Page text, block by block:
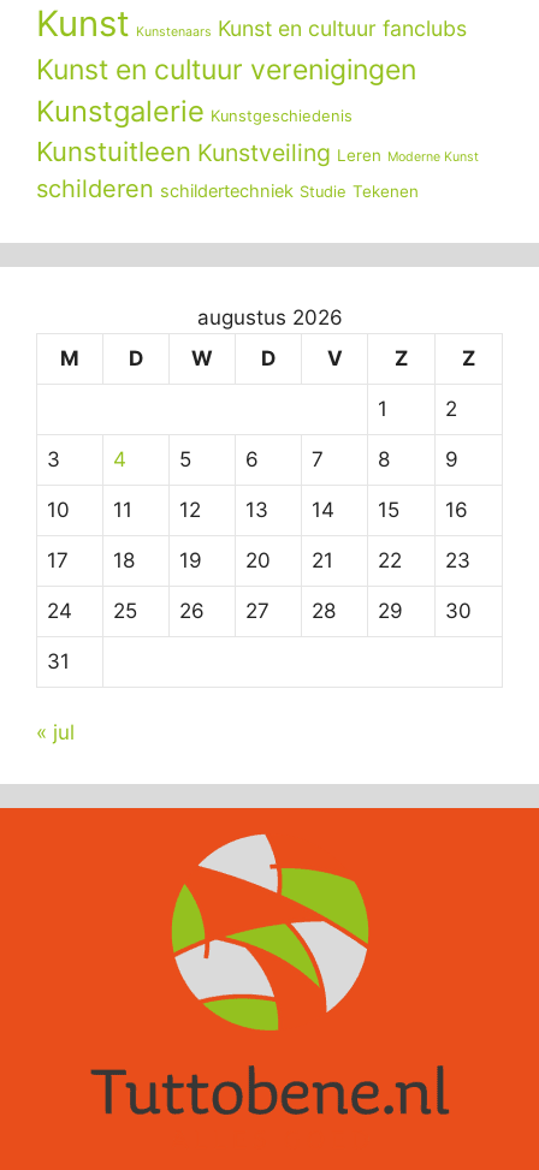
Kunst Kunstenaars Kunst en cultuur fanclubs
Kunst en cultuur verenigingen
Kunstgalerie Kunstgeschiedenis
Kunstuitleen Kunstveiling Leren Moderne Kunst
schilderen schildertechniek Studie Tekenen
augustus 2026
M
D W D V Z Z
1 2
3 4 5 6 7 8 9
10 11 12 13 14 15 16
17 18 19 20 21 22 23
24 25 26 27 28 29 30
31
« jul